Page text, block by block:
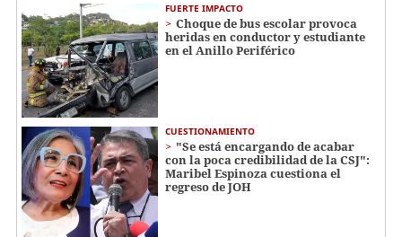
FUERTE IMPACTO
Choque de bus escolar provoca
heridas en conductor y estudiante
en el Anillo Periférico
CUESTIONAMIENTO
"Se está encargando de acabar
con la poca credibilidad de la CSJ":
Maribel Espinoza cuestiona el
regreso de JOH